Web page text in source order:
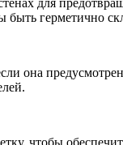
быть герметично
она
чтобы